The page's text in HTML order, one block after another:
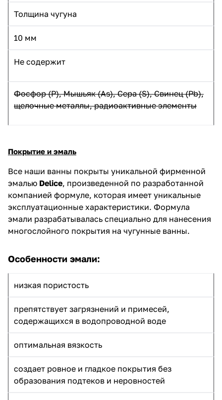
Толщина чугуна
10 мм
Не содержит
Фосфор(P), Мышьяк (As), Сера (S), Свинец (Pb),
щелочные металлы, радиоактивные элементы
Покрытие и эмаль
Все наши ванны покрыты уникальной фирменной
эмалью Delice, произведенной по разработанной
компанией формуле, которая имеет уникальные
эксплуатационные характеристики. Формула
эмали разрабатывалась специально для нанесения
многослойного покрытия на чугунные ванны.
Особенности эмали:
низкая пористость
препятствует загрязнений и примесей,
содержащихся в водопроводной воде
оптимальная вязкость
создает ровное и гладкое покрытия без
образования подтеков и неровностей